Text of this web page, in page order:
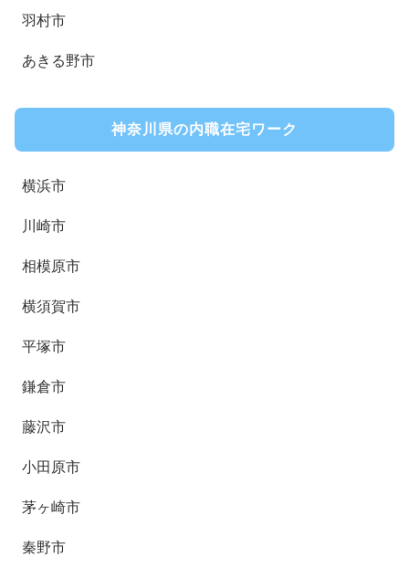
羽村市
あきる野市
神奈川県の内職在宅ワーク
横浜市
川崎市
相模原市
横須賀市
平塚市
鎌倉市
藤沢市
小田原市
茅ヶ崎市
秦野市